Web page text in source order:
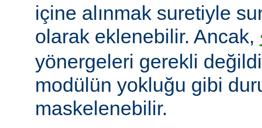
içine alınmak suretiyle
olarak eklenebilir. Ancak,
yönergeleri gerekli
modülün yokluğu gibi
maskelenebilir.